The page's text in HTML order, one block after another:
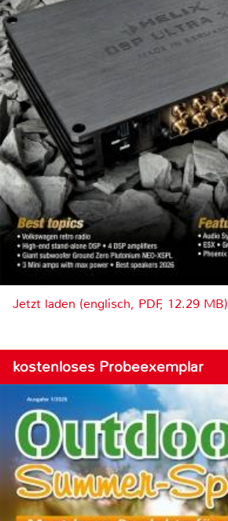
Jetzt laden (englisch, PDF, 12.29 MB)
kostenloses Probeexemplar